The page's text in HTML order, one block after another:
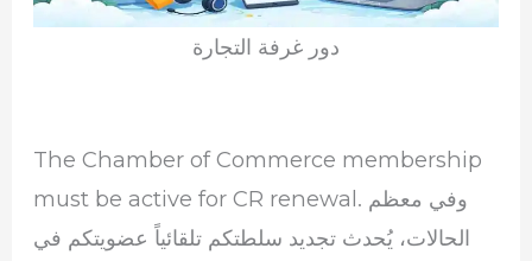
دور غرفة التجارة
The Chamber of Commerce membership
must be active for CR renewal. وفي معظم
الحالات، يُحدث تجديد سلطتكم تلقائياً عضويتكم في